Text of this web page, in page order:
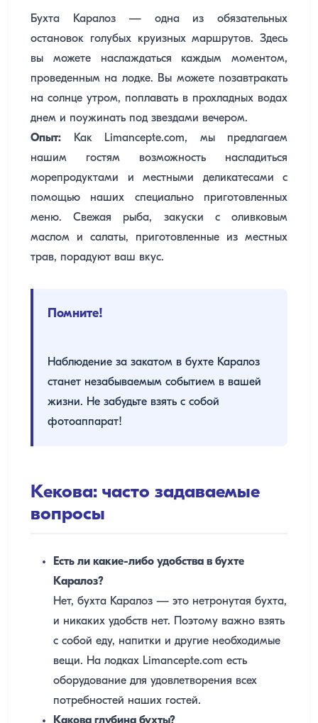
Бухта Каралоз — одна из обязательных
остановок голубых круизных маршрутов. Здесь
вы можете наслаждаться каждым моментом,
проведенным на лодке. Вы можете позавтракать
на солнце утром, поплавать в прохладных водах
днем ​​и поужинать под звездами вечером.
Опыт: Как Limancepte.com, мы предлагаем
нашим гостям возможность насладиться
морепродуктами и местными деликатесами с
помощью наших специально приготовленных
меню. Свежая рыба, закуски с оливковым
маслом и салаты, приготовленные из местных
трав, порадуют ваш вкус.
Помните!
Наблюдение за закатом в бухте Каралоз
станет незабываемым событием в вашей
жизни. Не забудьте взять с собой
фотоаппарат!
Кекова: часто задаваемые
вопросы
Есть ли какие-либо удобства в бухте
Каралоз?
Нет, бухта Каралоз — это нетронутая бухта,
и никаких удобств нет. Поэтому важно взять
с собой еду, напитки и другие необходимые
вещи. На лодках Limancepte.com есть
оборудование для удовлетворения всех
потребностей наших гостей.